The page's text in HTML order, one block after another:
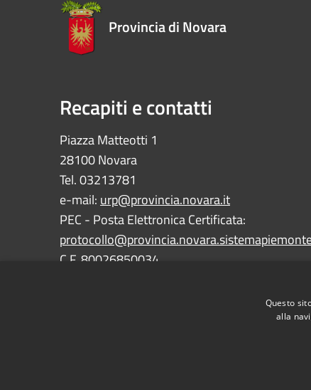
Provincia di Novara
Recapiti e contatti
Piazza Matteotti 1
28100 Novara
Tel. 03213781
e-mail: urp@provincia.novara.it
PEC - Posta Elettronica Certificata:
C.F. 80026850034
Questo
alla